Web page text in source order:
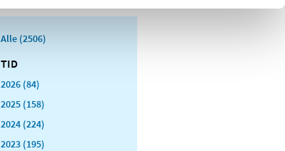
Alle (2506)
TID
2026 (84)
2025 (158)
2024 (224)
2023 (195)